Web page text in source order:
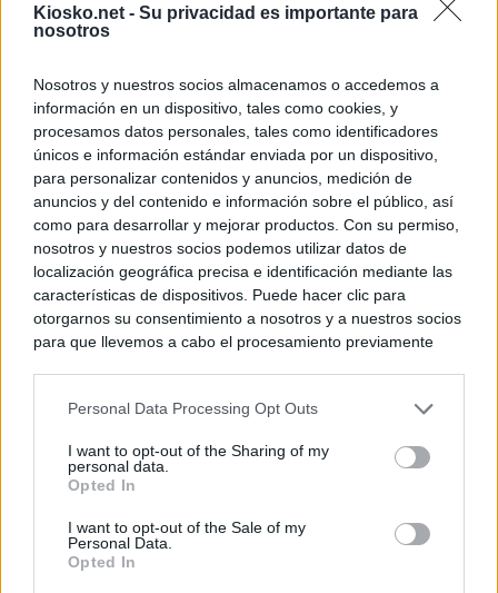
Kiosko.net - Su privacidad es importante para
nosotros
Nosotros y nuestros socios almacenamos o accedemos a
información en un dispositivo, tales como cookies, y
procesamos datos personales, tales como identificadores
únicos e información estándar enviada por un dispositivo,
para personalizar contenidos y anuncios, medición de
anuncios y del contenido e información sobre el público, así
como para desarrollar y mejorar productos. Con su permiso,
nosotros y nuestros socios podemos utilizar datos de
localización geográfica precisa e identificación mediante las
características de dispositivos. Puede hacer clic para
otorgarnos su consentimiento a nosotros y a nuestros socios
para que llevemos a cabo el procesamiento previamente
negar su consentimiento. Tenga en cuenta que algún
de su consentimiento, pero usted tiene el derecho de
rechazar tal procesamiento. Sus preferencias se aplicarán
cualquier momento entrando de nuevo en este sitio web o
visitando nuestra política de privacidad.
Personal Data Processing Opt Outs
I want to opt-out of the Sharing of my
personal data.
Opted In
I want to opt-out of the Sale of my
Personal Data.
Opted In